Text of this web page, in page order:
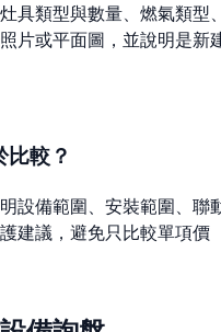
具類型與數量、燃氣類型
片或平面圖，並說明是新
比較？
設備範圍、安裝範圍、聯
建議，避免只比較單項價